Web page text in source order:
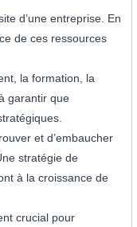
d’une entreprise. En
de ces ressources
la formation, la
garantir que
et d’embaucher
stratégie de
à la croissance de
crucial pour